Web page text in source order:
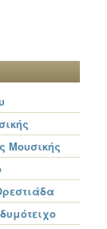
Μουσικής